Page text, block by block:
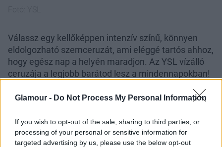
Glamour - Do Not Process My Personal Information
If you wish to opt-out of the sale, sharing to third parties, or
processing of your personal or sensitive information for
targeted advertising by us, please use the below opt-out
Válassz egy kellőképpen intenzív színű, könnyen
eldolgozható szemceruzát, ami eléggé tartós ahhoz,
hogy egész nap a helyén maradjon. Az YSL vízálló
ceruzája a legjobb barátod lesz a mindennapokban!